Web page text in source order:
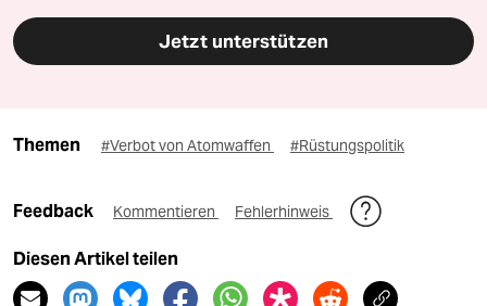
Jetzt unterstützen
Themen #Verbot von Atomwaffen #Rüstungspolitik
Feedback Kommentieren Fehlerhinweis
Diesen Artikel teilen